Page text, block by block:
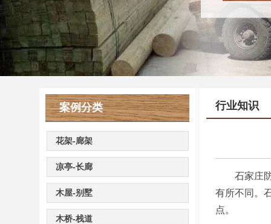
案例分类
花架-廊架
凉亭-长廊
木屋-别墅
木桥-栈道
行业知识
石家庄防
有所不同。
点。